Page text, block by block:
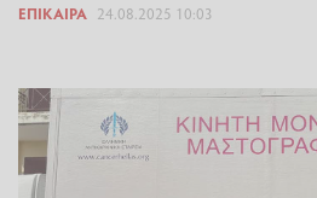
ΕΠΊΚΑΙΡΑ 24.08.2025 10:03